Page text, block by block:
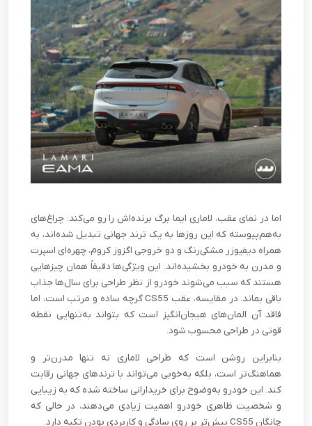
اما در نمای عقب، لاماری ایما برگ برنده‌اش را رو می‌کند: چراغ‌های
به‌هم‌پیوسته که این روزها به یک ترند جهانی تبدیل شده‌اند، به
همراه دیفیوزر مشکی‌رنگ و دو خروجی اگزوز کروم، چهره‌ای اسپرت
و مدرن به خودرو بخشیده‌اند. این ویژگی‌ها دقیقاً همان چیزهایی
هستند که سبب می‌شوند خودرو از نظر طراحی برای سال‌ها جذاب
باقی بماند. در مقایسه، عقب CS55 گرچه ساده و مرتب است، اما
فاقد آن المان‌های هیجان‌انگیز است که بتواند به‌تنهایی نقطه
قوتی در طراحی محسوب شود.
بنابراین روشن است که طراحی لاماری نه تنها مدرن‌تر و
هماهنگ‌تر است، بلکه به‌خوبی می‌تواند با ترندهای جهانی رقابت
کند. این خودرو به‌وضوح برای خریدارانی ساخته شده که به زیبایی
و شخصیت ظاهری خودرو اهمیت زیادی می‌دهند، در حالی که
چانگان CS55 بیش‌تر بر روی سادگی و کاربردی بودن تکیه دارد.